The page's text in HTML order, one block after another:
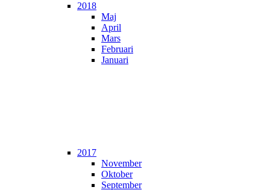
2018
Maj
April
Mars
Februari
Januari
2017
November
Oktober
September